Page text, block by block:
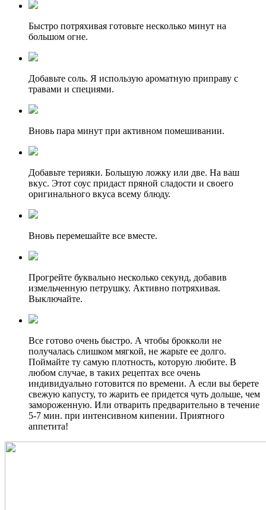
Быстро потряхивая готовьте несколько минут на
большом огне.
Добавьте соль. Я использую ароматную приправу с
травами и специями.
Вновь пара минут при активном помешивании.
Добавьте терияки. Большую ложку или две. На ваш
вкус. Этот соус придаст пряной сладости и своего
оригинального вкуса всему блюду.
Вновь перемешайте все вместе.
Прогрейте буквально несколько секунд, добавив
измельченную петрушку. Активно потряхивая.
Выключайте.
Все готово очень быстро. А чтобы брокколи не
получалась слишком мягкой, не жарьте ее долго.
Поймайте ту самую плотность, которую любите. В
любом случае, в таких рецептах все очень
индивидуально готовится по времени. А если вы берете
свежую капусту, то жарить ее придется чуть дольше, чем
замороженную. Или отварить предварительно в течение
5-7 мин. при интенсивном кипении. Приятного
аппетита!